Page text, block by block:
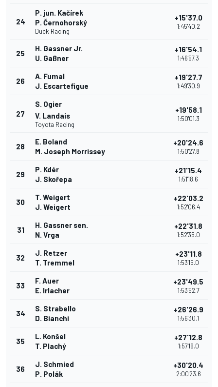
24
P. jun. Kačírek
P. Černohorský
Duck Racing
+15'37.0
1:45'40.2
25
H. Gassner Jr.
U. Gaßner
+16'54.1
1:46'57.3
26
A. Fumal
J. Escartefigue
+19'27.7
1:49'30.9
27
S. Ogier
V. Landais
Toyota Racing
+19'58.1
1:50'01.3
28
E. Boland
M. Joseph Morrissey
+20'24.6
1:50'27.8
29
P. Kdér
J. Skořepa
+21'15.4
1:51'18.6
30
T. Weigert
J. Weigert
+22'03.2
1:52'06.4
31
H. Gassner sen.
N. Vrga
+22'31.8
1:52'35.0
32
J. Retzer
T. Tremmel
+23'11.8
1:53'15.0
33
F. Auer
E. Irlacher
+23'49.5
1:53'52.7
34
S. Strabello
D. Bianchi
+26'26.9
1:56'30.1
35
L. Konšel
T. Plachý
+27'12.8
1:57'16.0
36
J. Schmied
P. Polák
+30'20.4
2:00'23.6